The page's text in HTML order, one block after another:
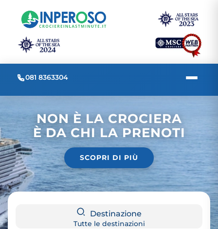
081 8363304
NON È LA CROCIERA
È DA CHI LA PRENOTI
SCOPRI DI PIÙ
Destinazione
Tutte le destinazioni